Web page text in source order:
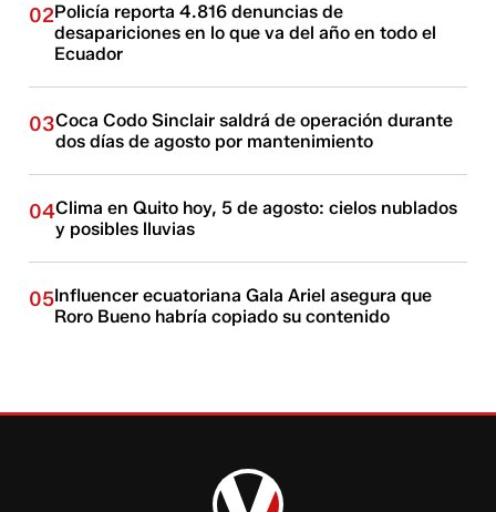
02Policía reporta 4.816 denuncias de
desapariciones en lo que va del año en todo el
Ecuador
03Coca Codo Sinclair saldrá de operación durante
dos días de agosto por mantenimiento
04Clima en Quito hoy, 5 de agosto: cielos nublados
y posibles lluvias
05Influencer ecuatoriana Gala Ariel asegura que
Roro Bueno habría copiado su contenido